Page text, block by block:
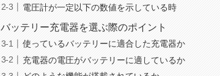
電圧計が一定以下の数値を示している時
バッテリー充電器を選ぶ際のポイント
使っているバッテリーに適合した充電器か
充電器の電圧がバッテリーに適しているか